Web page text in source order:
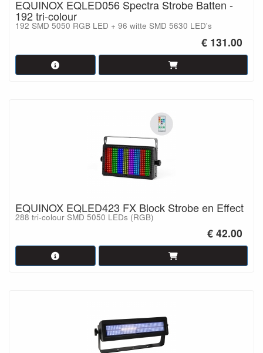
EQUINOX EQLED056 Spectra Strobe Batten -
192 tri-colour
192 SMD 5050 RGB LED + 96 witte SMD 5630 LED's
€ 131.00
EQUINOX EQLED423 FX Block Strobe en Effect
288 tri-colour SMD 5050 LEDs (RGB)
€ 42.00